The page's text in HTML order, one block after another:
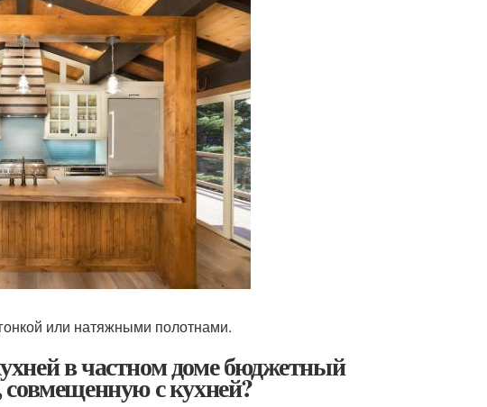
или натяжными полотнами.
в частном доме бюджетный
с кухней?